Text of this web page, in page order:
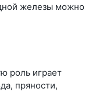
железы можно
роль играет
пряности,